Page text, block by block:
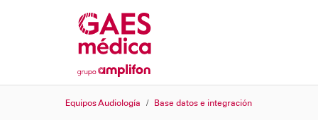
Equipos Audiología
Base datos e integración